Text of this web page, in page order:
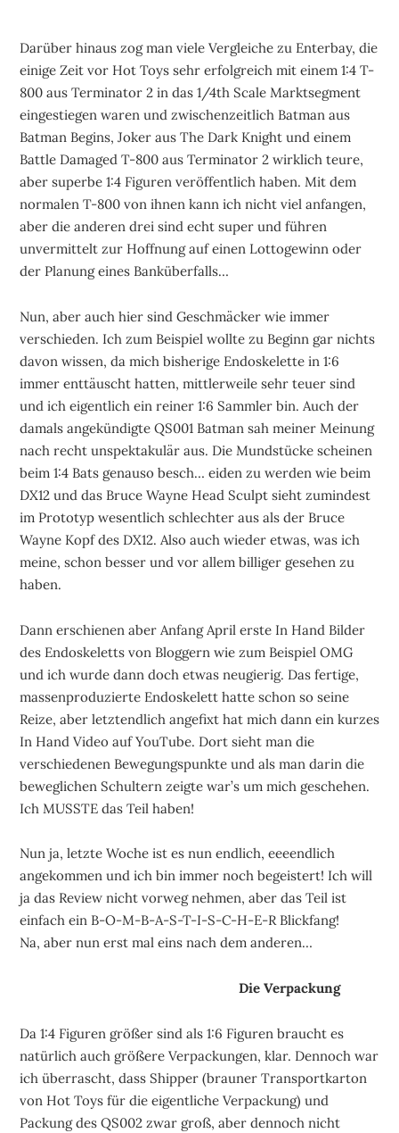
Darüber hinaus zog man viele Vergleiche zu Enterbay, die
einige Zeit vor Hot Toys sehr erfolgreich mit einem 1:4 T-
800 aus Terminator 2 in das 1/4th Scale Marktsegment
eingestiegen waren und zwischenzeitlich Batman aus
Batman Begins, Joker aus The Dark Knight und einem
Battle Damaged T-800 aus Terminator 2 wirklich teure,
aber superbe 1:4 Figuren veröffentlich haben. Mit dem
normalen T-800 von ihnen kann ich nicht viel anfangen,
aber die anderen drei sind echt super und führen
unvermittelt zur Hoffnung auf einen Lottogewinn oder
der Planung eines Banküberfalls…
Nun, aber auch hier sind Geschmäcker wie immer
verschieden. Ich zum Beispiel wollte zu Beginn gar nichts
davon wissen, da mich bisherige Endoskelette in 1:6
immer enttäuscht hatten, mittlerweile sehr teuer sind
und ich eigentlich ein reiner 1:6 Sammler bin. Auch der
damals angekündigte QS001 Batman sah meiner Meinung
nach recht unspektakulär aus. Die Mundstücke scheinen
beim 1:4 Bats genauso besch… eiden zu werden wie beim
DX12 und das Bruce Wayne Head Sculpt sieht zumindest
im Prototyp wesentlich schlechter aus als der Bruce
Wayne Kopf des DX12. Also auch wieder etwas, was ich
meine, schon besser und vor allem billiger gesehen zu
haben.
Dann erschienen aber Anfang April erste In Hand Bilder
des Endoskeletts von Bloggern wie zum Beispiel OMG
und ich wurde dann doch etwas neugierig. Das fertige,
massenproduzierte Endoskelett hatte schon so seine
Reize, aber letztendlich angefixt hat mich dann ein kurzes
In Hand Video auf YouTube. Dort sieht man die
verschiedenen Bewegungspunkte und als man darin die
beweglichen Schultern zeigte war’s um mich geschehen.
Ich MUSSTE das Teil haben!
Nun ja, letzte Woche ist es nun endlich, eeeendlich
angekommen und ich bin immer noch begeistert! Ich will
ja das Review nicht vorweg nehmen, aber das Teil ist
einfach ein B-O-M-B-A-S-T-I-S-C-H-E-R Blickfang!
Na, aber nun erst mal eins nach dem anderen…
Die Verpackung
Da 1:4 Figuren größer sind als 1:6 Figuren braucht es
natürlich auch größere Verpackungen, klar. Dennoch war
ich überrascht, dass Shipper (brauner Transportkarton
von Hot Toys für die eigentliche Verpackung) und
Packung des QS002 zwar groß, aber dennoch nicht